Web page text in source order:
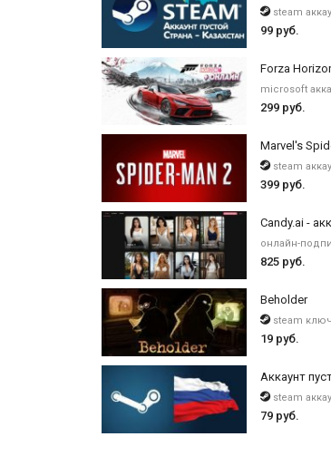
steam
99 руб.
Forza
microsoft
299 руб.
Marvel's
steam
399 руб.
Candy.ai -
онлайн-
825 руб.
Beholder
steam
19 руб.
Аккаунт
steam
79 руб.